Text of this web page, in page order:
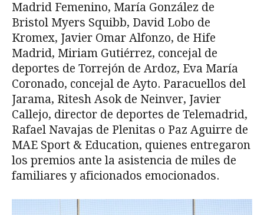
Madrid Femenino, María González de
Bristol Myers Squibb, David Lobo de
Kromex, Javier Omar Alfonzo, de Hife
Madrid, Miriam Gutiérrez, concejal de
deportes de Torrejón de Ardoz, Eva María
Coronado, concejal de Ayto. Paracuellos del
Jarama, Ritesh Asok de Neinver, Javier
Callejo, director de deportes de Telemadrid,
Rafael Navajas de Plenitas o Paz Aguirre de
MAE Sport & Education, quienes entregaron
los premios ante la asistencia de miles de
familiares y aficionados emocionados.